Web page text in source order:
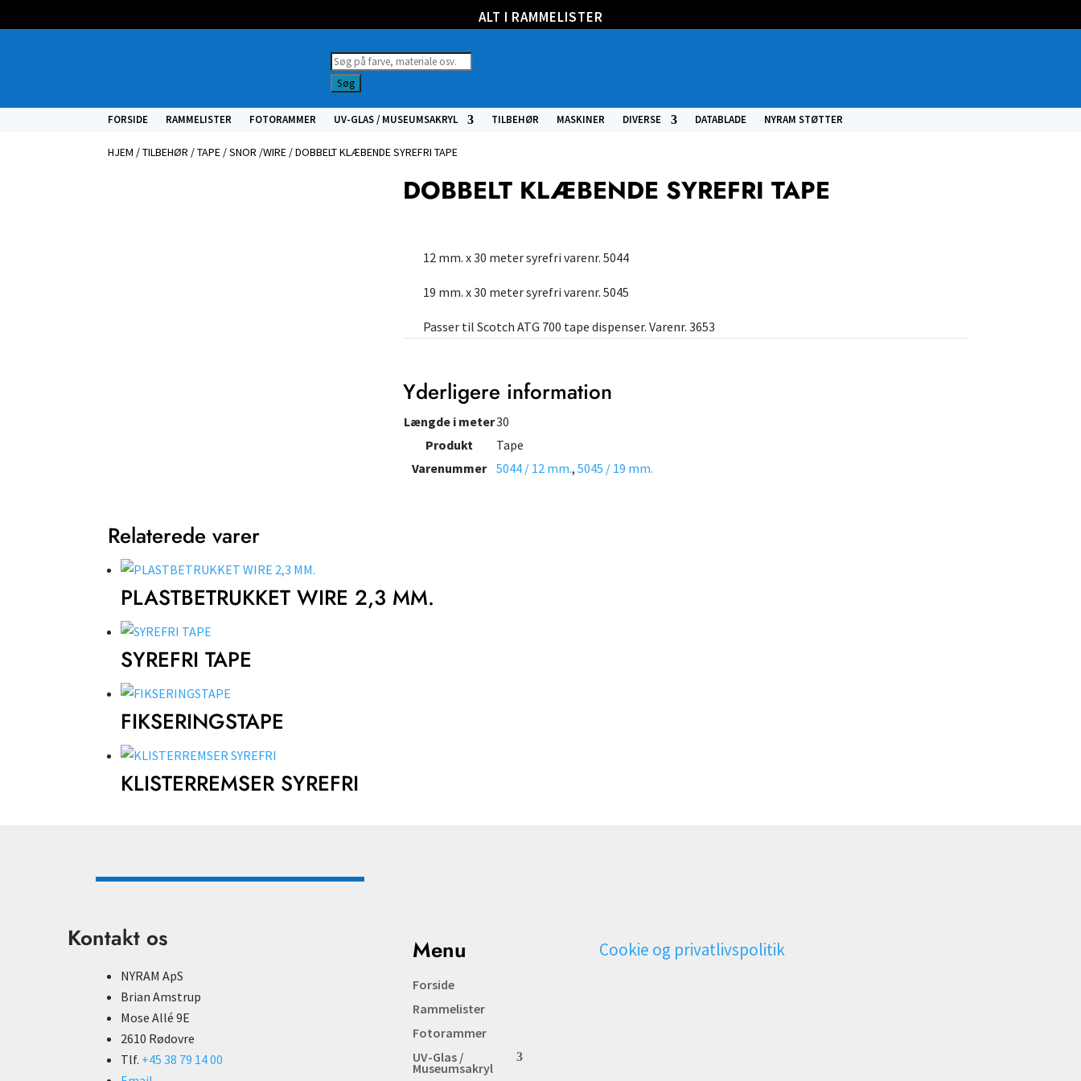
ALT I RAMMELISTER
Products
search
Søg
FORSIDE RAMMELISTER FOTORAMMER UV-GLAS / MUSEUMSAKRYL TILBEHØR MASKINER DIVERSE DATABLADE NYRAM STØTTER
HJEM /TILBEHØR /TAPE / SNOR /WIRE / DOBBELT KLÆBENDE SYREFRI TAPE
DOBBELT KLÆBENDE SYREFRI TAPE
12 mm. x 30 meter syrefri varenr. 5044
19 mm. x 30 meter syrefri varenr. 5045
Passer til Scotch ATG 700 tape dispenser. Varenr. 3653
Yderligere information
Længde i meter30
Produkt
Tape
Varenummer 5044 / 12 mm.,5045 / 19 mm.
Relaterede varer
PLASTBETRUKKET WIRE 2,3 MM.
SYREFRI TAPE
FIKSERINGSTAPE
KLISTERREMSER SYREFRI
Kontakt os
NYRAM ApS
Brian Amstrup
Mose Allé 9E
2610 Rødovre
Tlf. +45 38 79 14 00
Menu
Forside
Rammelister
Fotorammer
UV-Glas /
Museumsakryl
Cookie og privatlivspolitik